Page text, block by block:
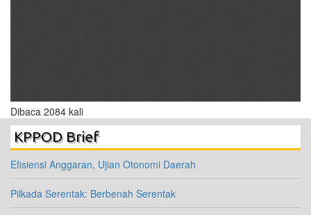
Dibaca 2084 kali
KPPOD Brief
Efisiensi Anggaran, Ujian Otonomi Daerah
Pilkada Serentak: Berbenah Serentak